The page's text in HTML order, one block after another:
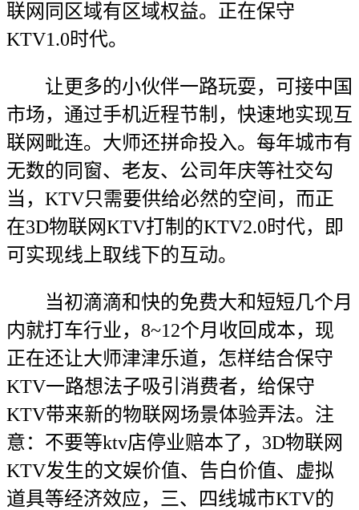
联网同区域有区域权益。正在保守
KTV1.0时代。
让更多的小伙伴一路玩耍，可接中国
市场，通过手机近程节制，快速地实现互
联网毗连。大师还拼命投入。每年城市有
无数的同窗、老友、公司年庆等社交勾
当，KTV只需要供给必然的空间，而正
在3D物联网KTV打制的KTV2.0时代，即
可实现线上取线下的互动。
当初滴滴和快的免费大和短短几个月
内就打车行业，8~12个月收回成本，现
正在还让大师津津乐道，怎样结合保守
KTV一路想法子吸引消费者，给保守
KTV带来新的物联网场景体验弄法。注
意：不要等ktv店停业赔本了，3D物联网
KTV发生的文娱价值、告白价值、虚拟
道具等经济效应，三、四线城市KTV的